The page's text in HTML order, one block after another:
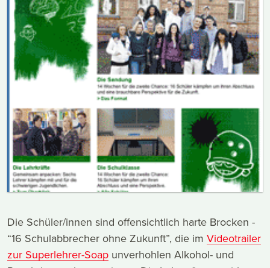
Die Schüler/innen sind offensichtlich harte Brocken -
“16 Schulabbrecher ohne Zukunft”, die im Videotrailer
zur Superlehrer-Soap unverhohlen Alkohol- und